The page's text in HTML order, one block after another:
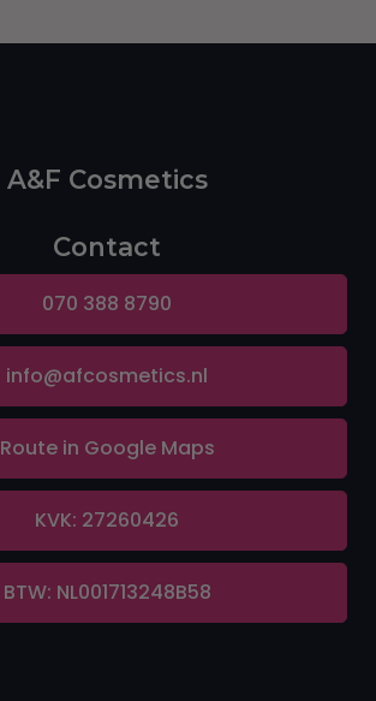
A&F Cosmetics
Contact
070 388 8790
info@afcosmetics.nl
Route in Google Maps
KVK: 27260426
BTW: NL001713248B58